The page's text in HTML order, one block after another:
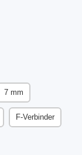
7 mm
F-Verbinder